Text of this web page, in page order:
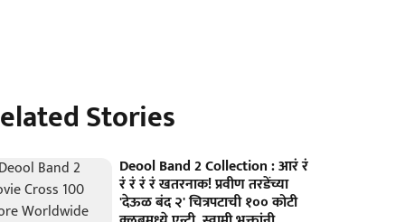
Stories
Deool Band 2 Collection : आरं रं
रं रं रं रं खतरनाक! प्रवीण तरडेंच्या
'देऊळ बंद २' चित्रपटाची १०० कोटी